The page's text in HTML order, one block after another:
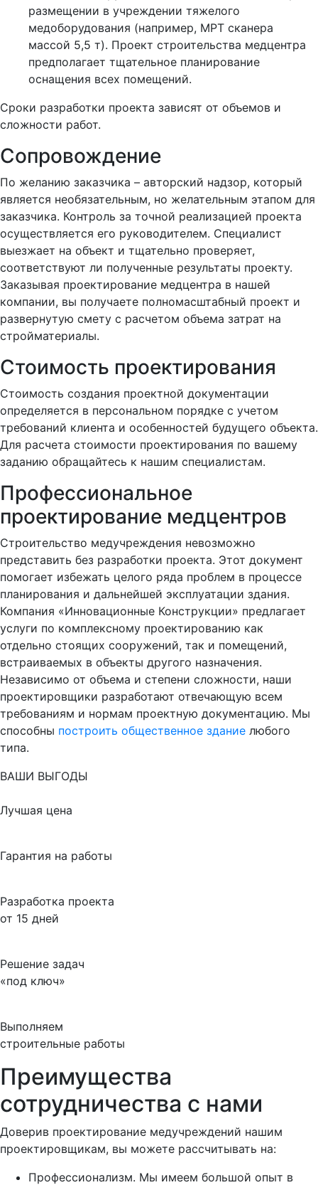
размещении в учреждении тяжелого
медоборудования (например, МРТ сканера
массой 5,5 т). Проект строительства медцентра
предполагает тщательное планирование
оснащения всех помещений.
Сроки разработки проекта зависят от объемов и
сложности работ.
Сопровождение
По желанию заказчика – авторский надзор, который
является необязательным, но желательным этапом для
заказчика. Контроль за точной реализацией проекта
осуществляется его руководителем. Специалист
выезжает на объект и тщательно проверяет,
соответствуют ли полученные результаты проекту.
Заказывая проектирование медцентра в нашей
компании, вы получаете полномасштабный проект и
развернутую смету с расчетом объема затрат на
стройматериалы.
Стоимость проектирования
Стоимость создания проектной документации
определяется в персональном порядке с учетом
требований клиента и особенностей будущего объекта.
Для расчета стоимости проектирования по вашему
заданию обращайтесь к нашим специалистам.
Профессиональное
проектирование медцентров
Строительство медучреждения невозможно
представить без разработки проекта. Этот документ
помогает избежать целого ряда проблем в процессе
планирования и дальнейшей эксплуатации здания.
Компания «Инновационные Конструкции» предлагает
услуги по комплексному проектированию как
отдельно стоящих сооружений, так и помещений,
встраиваемых в объекты другого назначения.
Независимо от объема и степени сложности, наши
проектировщики разработают отвечающую всем
требованиям и нормам проектную документацию. Мы
способны построить общественное здание любого
типа.
ВАШИ ВЫГОДЫ
Лучшая цена
Гарантия на работы
Разработка проекта
от 15 дней
Решение задач
«под ключ»
Выполняем
строительные работы
Преимущества
сотрудничества с нами
Доверив проектирование медучреждений нашим
проектировщикам, вы можете рассчитывать на:
Профессионализм. Мы имеем большой опыт в